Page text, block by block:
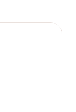
por 4